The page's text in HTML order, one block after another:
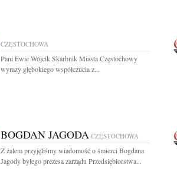
CZĘSTOCHOWA
Pani Ewie Wójcik Skarbnik Miasta Częstochowy
wyrazy głębokiego współczucia z...
BOGDAN JAGODA CZĘSTOCHOWA
Z żalem przyjęliśmy wiadomość o śmierci Bogdana
Jagody byłego prezesa zarządu Przedsiębiorstwa...